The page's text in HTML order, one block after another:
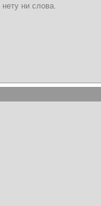
ни слова.